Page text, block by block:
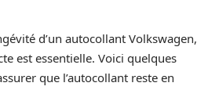
d’un autocollant Volkswagen,
est essentielle. Voici quelques
que l’autocollant reste en